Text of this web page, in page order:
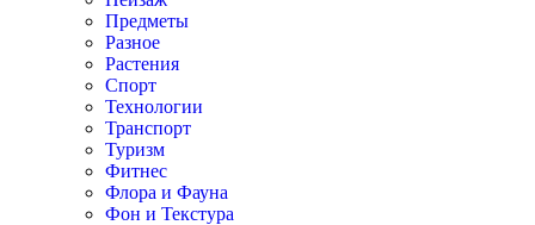
Предметы
Разное
Растения
Спорт
Технологии
Транспорт
Туризм
Фитнес
Флора и Фауна
Фон и Текстура